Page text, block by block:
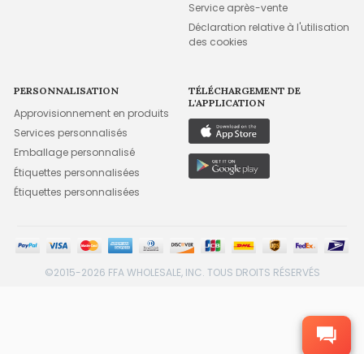
Service après-vente
Déclaration relative à l'utilisation
des cookies
PERSONNALISATION
Approvisionnement en produits
Services personnalisés
Emballage personnalisé
Étiquettes personnalisées
Étiquettes personnalisées
TÉLÉCHARGEMENT DE
L'APPLICATION
©2015-2026 FFA WHOLESALE, INC. TOUS DROITS RÉSERVÉS